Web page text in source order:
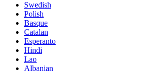
Swedish
Polish
Basque
Catalan
Esperanto
Hindi
Lao
Albanian